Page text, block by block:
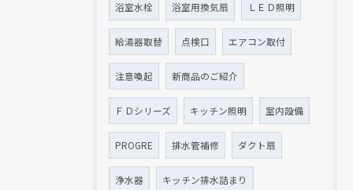
浴室水栓 浴室用換気扇 ＬＥＤ照明
給湯器取替 点検口 エアコン取付
注意喚起 新商品のご紹介
ＦＤシリーズ キッチン照明 室内設備
PROGRE 排水管補修 ダクト扇
浄水器 キッチン排水詰まり